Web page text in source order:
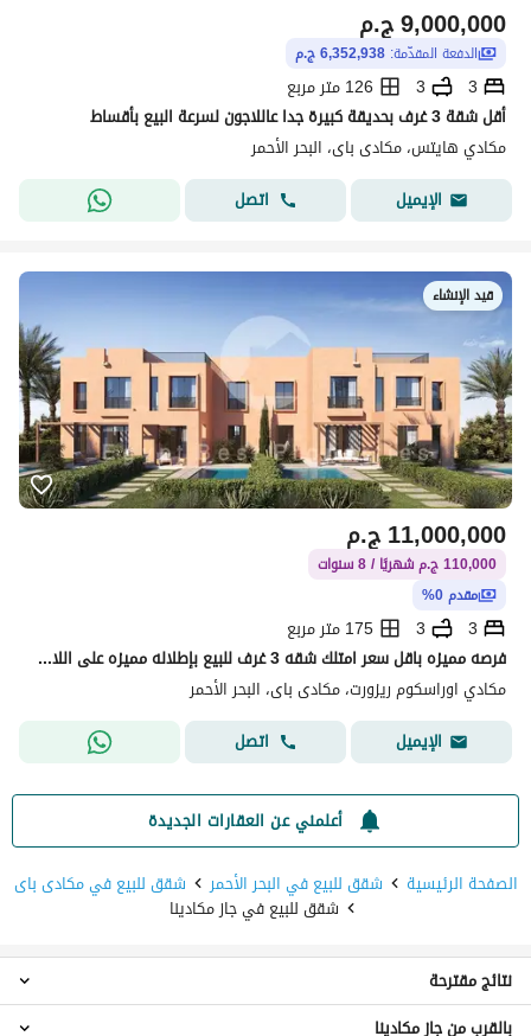
ج.م9,000,000
الدفعة المقدّمة: 6,352,938 ج.م
3
3
126 متر مربع
أقل شقة 3 غرف بحديقة كبيرة جدا عاللاجون لسرعة البيع بأقساط
مكادي هايتس، مكادى باى، البحر الأحمر
الإيميل
اتصل
قيد الإنشاء
ج.م11,000,000
110,000 ج.م شهريًا / 8 سنوات
مقدم 0%
3
3
175 متر مربع
فرصه مميزه باقل سعر امتلك شقه 3 غرف للبيع بإطلاله مميزه على اللاجون في مكادي _ الجونه الجديده استلام قريب
مكادي اوراسكوم ريزورت، مكادى باى، البحر الأحمر
الإيميل
اتصل
أعلمني عن العقارات الجديدة
الصفحة الرئيسية
شقق للبيع في البحر الأحمر شقق للبيع في مكادى باى
شقق للبيع في جاز مكادينا
نتائج مقترحة
بالقرب من جاز مكادينا